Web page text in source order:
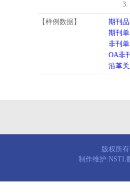
3.
【样例数据】
期刊
期刊
非刊
OA非
沿革
版权所
制作维护:NSTL